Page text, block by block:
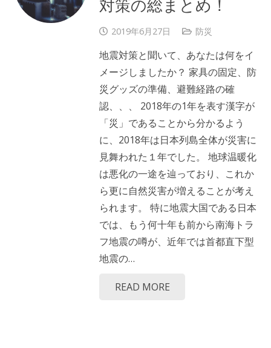
対策の総まとめ！
2019年6月27日 防災
地震対策と聞いて、あなたは何をイ
メージしましたか？ 家具の固定、防
災グッズの準備、避難経路の確
認、、、 2018年の1年を表す漢字が
「災」であることから分かるよう
に、2018年は日本列島全体が災害に
見舞われた１年でした。 地球温暖化
は悪化の一途を辿っており、これか
ら更に自然災害が増えることが考え
られます。 特に地震大国である日本
では、もう何十年も前から南海トラ
フ地震の噂が、近年では首都直下型
地震の…
READ MORE